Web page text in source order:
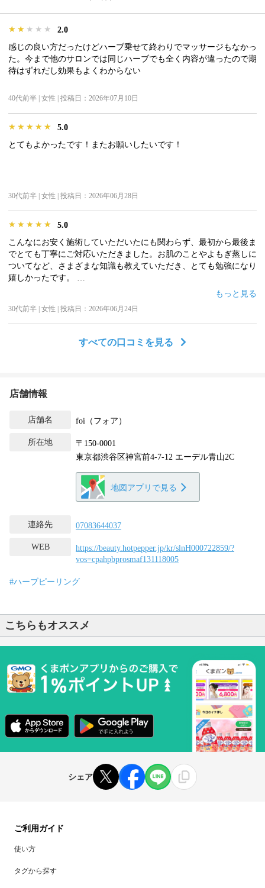
★★★★★
★★★★★
★★★★★
2.0
感じの良い方だったけどハーブ乗せて終わりでマッサージもなかっ
た。今まで他のサロンでは同じハーブでも全く内容が違ったので期
待はずれだし効果もよくわからない
40代前半 | 女性 | 投稿日：2026年07月10日
★★★★★
★★★★★
★★★★★
5.0
とてもよかったです！またお願いしたいです！
30代前半 | 女性 | 投稿日：2026年06月28日
★★★★★
★★★★★
★★★★★
5.0
こんなにお安く施術していただいたにも関わらず、最初から最後ま
でとても丁寧にご対応いただきました。お肌のことやよもぎ蒸しに
ついてなど、さまざまな知識も教えていただき、とても勉強になり
嬉しかったです。
初めてピーリングを受けましたが、たるみ毛穴への効果を一度で実
ぜひまた伺わせていただきたいと思っております。ありがとうござ
いました＾＾
もっと見る
30代前半 | 女性 | 投稿日：2026年06月24日
すべての口コミを見る
店舗情報
店舗名 foi（フォア）
所在地
〒150-0001
東京都渋谷区神宮前4-7-12 エーデル青山2C
地図アプリで見る
連絡先 07083644037
WEB
https://beauty.hotpepper.jp/kr/slnH000722859/?
vos=cpahpbprosmaf131118005
#ハーブピーリング
こちらもオススメ
シェア
ご利用ガイド
使い方
タグから探す